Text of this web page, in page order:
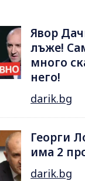
Явор
лъже!
много
него!
darik.bg
Георги
има 2
darik.bg